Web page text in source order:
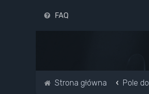
FAQ
Strona główna Pole